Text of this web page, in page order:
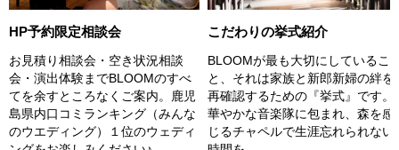
HP予約限定相談会
お見積り相談会・空き状況相談
会・演出体験までBLOOMのすべ
てを余すところなくご案内。鹿児
島県内口コミランキング（みんな
のウエディング）１位のウェディ
こだわりの挙式紹介
BLOOMが最も大切にしているこ
と、それは家族と新郎新婦の絆を
再確認するための『挙式』です。
華やかな音楽隊に包まれ、森を感
じるチャペルで生涯忘れられない